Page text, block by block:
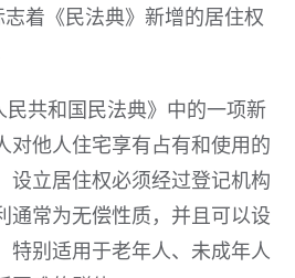
着《民法典》新增的居住权
共和国民法典》中的一项新
对他人住宅享有占有和使用的
设立居住权必须经过登记机构
通常为无偿性质，并且可以设
特别适用于老年人、未成年人